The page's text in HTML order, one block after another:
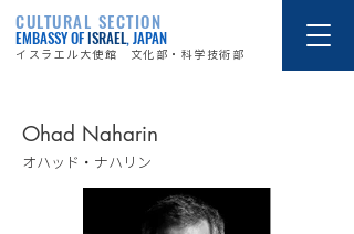
CULTURAL SECTION
EMBASSY OFISRAEL, JAPAN
イスラエル大使館 文化部・科学技術部
Ohad Naharin
オハッド・ナハリン